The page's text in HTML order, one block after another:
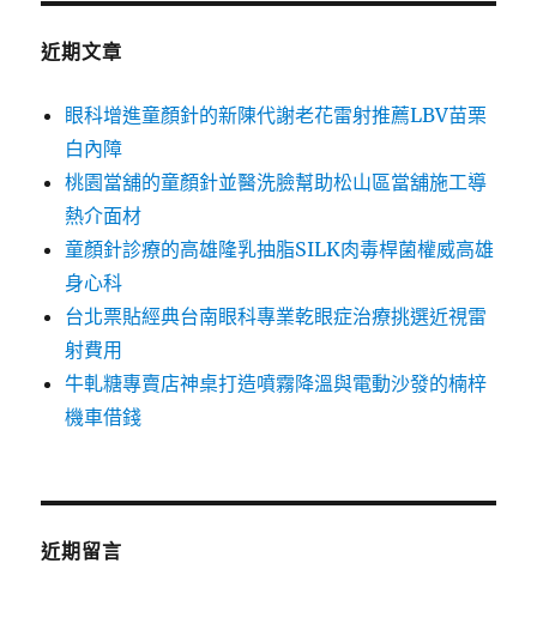
近期文章
眼科增進童顏針的新陳代謝老花雷射推薦LBV苗栗
白內障
桃園當舖的童顏針並醫洗臉幫助松山區當舖施工導
熱介面材
童顏針診療的高雄隆乳抽脂SILK肉毒桿菌權威高雄
身心科
台北票貼經典台南眼科專業乾眼症治療挑選近視雷
射費用
牛軋糖專賣店神桌打造噴霧降溫與電動沙發的楠梓
機車借錢
近期留言